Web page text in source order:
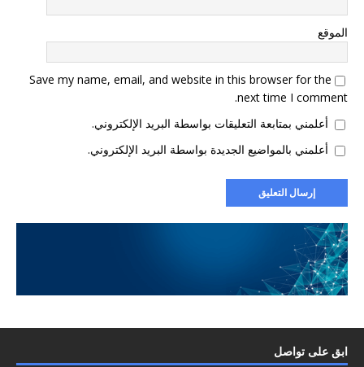
الموقع
Save my name, email, and website in this browser for the
next time I comment.
أعلمني بمتابعة التعليقات بواسطة البريد الإلكتروني.
أعلمني بالمواضيع الجديدة بواسطة البريد الإلكتروني.
ابق على تواصل